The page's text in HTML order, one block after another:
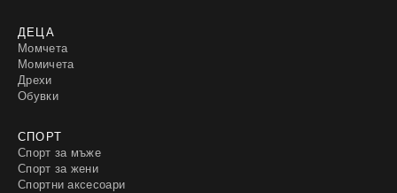
ДЕЦА
Момчета
Момичета
Дрехи
Обувки
СПОРТ
Спорт за мъже
Спорт за жени
Спортни аксесоари